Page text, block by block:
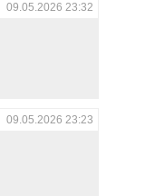
09.05.2026 23:32
09.05.2026 23:23